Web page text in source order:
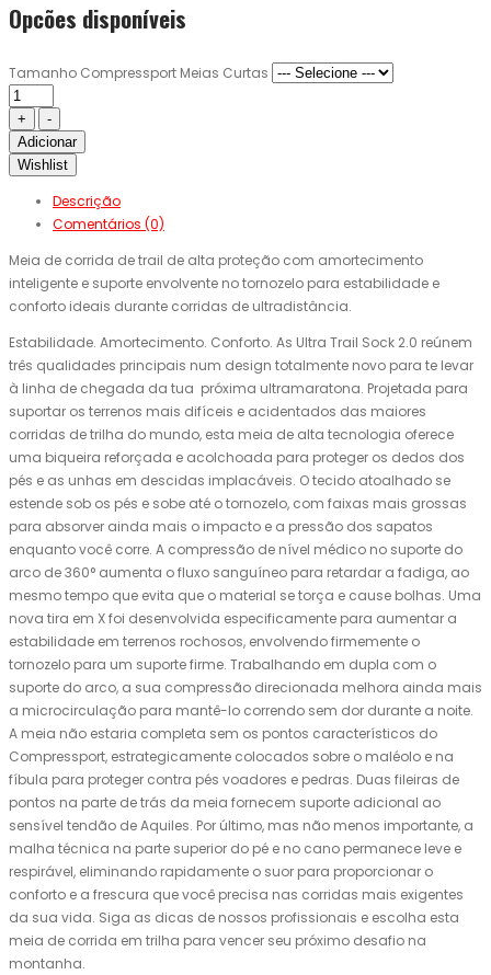
Opcões disponíveis
Tamanho Compressport Meias Curtas
Adicionar
Wishlist
Descrição
Comentários (0)
Meia de corrida de trail de alta proteção com amortecimento
inteligente e suporte envolvente no tornozelo para estabilidade e
conforto ideais durante corridas de ultradistância.
Estabilidade. Amortecimento. Conforto. As Ultra Trail Sock 2.0 reúnem
três qualidades principais num design totalmente novo para te levar
à linha de chegada da tua próxima ultramaratona. Projetada para
suportar os terrenos mais difíceis e acidentados das maiores
corridas de trilha do mundo, esta meia de alta tecnologia oferece
uma biqueira reforçada e acolchoada para proteger os dedos dos
pés e as unhas em descidas implacáveis. O tecido atoalhado se
estende sob os pés e sobe até o tornozelo, com faixas mais grossas
para absorver ainda mais o impacto e a pressão dos sapatos
enquanto você corre. A compressão de nível médico no suporte do
arco de 360° aumenta o fluxo sanguíneo para retardar a fadiga, ao
mesmo tempo que evita que o material se torça e cause bolhas. Uma
nova tira em X foi desenvolvida especificamente para aumentar a
estabilidade em terrenos rochosos, envolvendo firmemente o
tornozelo para um suporte firme. Trabalhando em dupla com o
suporte do arco, a sua compressão direcionada melhora ainda mais
a microcirculação para mantê-lo correndo sem dor durante a noite.
A meia não estaria completa sem os pontos característicos do
Compressport, estrategicamente colocados sobre o maléolo e na
fíbula para proteger contra pés voadores e pedras. Duas fileiras de
pontos na parte de trás da meia fornecem suporte adicional ao
sensível tendão de Aquiles. Por último, mas não menos importante, a
malha técnica na parte superior do pé e no cano permanece leve e
respirável, eliminando rapidamente o suor para proporcionar o
conforto e a frescura que você precisa nas corridas mais exigentes
da sua vida. Siga as dicas de nossos profissionais e escolha esta
meia de corrida em trilha para vencer seu próximo desafio na
montanha.